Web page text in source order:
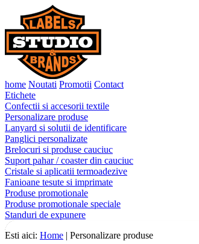
home Noutati Promotii Contact
Etichete
Confectii si accesorii textile
Personalizare produse
Lanyard si solutii de identificare
Panglici personalizate
Brelocuri si produse cauciuc
Suport pahar / coaster din cauciuc
Cristale si aplicatii termoadezive
Fanioane tesute si imprimate
Produse promotionale
Produse promotionale speciale
Standuri de expunere
Esti aici: Home | Personalizare produse